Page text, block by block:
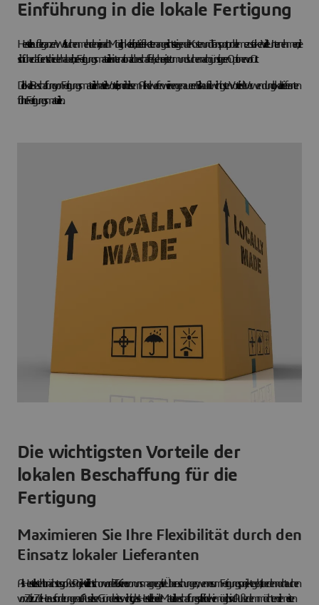
Einführung in die lokale Fertigung
Hersteller auf der ganzen Welt suchen mehr denn je nach Möglichkeiten, ihre Lieferketten angesichts steigender Kosten und Transportprobleme zu stärken. Viele Unternehmen, die
sich früher dafür entschieden haben, ihre Fertigungsmaterialien international zu beschaffen, kehren jetzt um und suchen nach günstigeren Optionen vor Ort.
Die lokale Beschaffung von Fertigungsmaterialien hat viele Vorteile, und in diesem Artikel werfen wir einen genaueren Blick auf die wichtigsten Vorteile der Verwendung lokaler Lieferanten
für Ihre Fertigungsmaterialien.
Die wichtigsten Vorteile der
lokalen Beschaffung für die
Fertigung
Maximieren Sie Ihre Flexibilität durch den
Einsatz lokaler Lieferanten
Als Hersteller steht Ihr nächstes großes Projekt vielleicht schon vor der Tür. Keiner von uns mag negative Überraschungen, wenn es um Fertigungsprojekte geht, aber dennoch tauchen
von Zeit zu Zeit Herausforderungen auf. Aus diesen Gründen ist es wichtig, dass Hersteller bei der Materialbeschaffung so flexibel wie möglich sind. Außerdem möchten die meisten